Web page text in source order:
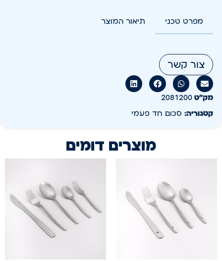
מפרט טכני תיאור המוצר
צור קשר
מק״ט 2081200
קטגוריה: סכום חד פעמי
מוצרים דומים